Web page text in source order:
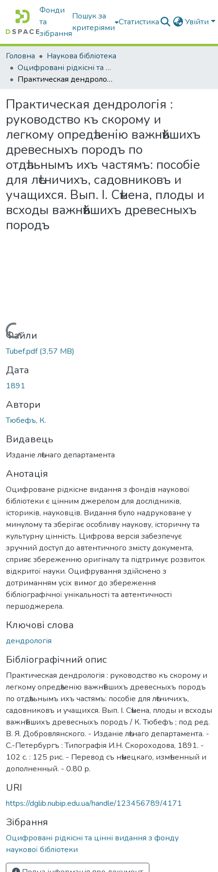
Фонди
та
зібрання
Пошук за
критеріями
Статистика Увійти
Головна
Наукова бібліотека
Оцифровані рідкісні та цінні видання з фонду наукової бібліотеки
Практическая дендрологія : руководство къ скорому и легкому опредѣленію важнѣйшихъ древесныхъ породъ по отдѣльнымъ ихъ частямъ: пособіе для лѣсничихъ, садовниковъ и учащихся. Вып. I. Сѣмена, плоды и всходы важнѣйшихъ древесныхъ породъ
Практическая дендрологія :
руководство къ скорому и
легкому опредѣленію важнѣйшихъ
древесныхъ породъ по
отдѣльнымъ ихъ частямъ: пособіе
для лѣсничихъ, садовниковъ и
учащихся. Вып. I. Сѣмена, плоды и
всходы важнѣйшихъ древесныхъ
породъ
Вантажиться...
Файли
Tubef.pdf(3,57 MB)
Дата
1891
Автори
Тюбефъ, К.
Видавець
Изданіе лѣснаго департамента
Анотація
Оцифроване рідкісне видання з фондів наукової
бібліотеки є цінним джерелом для дослідників,
істориків, науковців. Видання було надруковане у
минулому та зберігає особливу наукову, історичну та
культурну цінність. Цифрова версія забезпечує
зручний доступ до автентичного змісту документа,
сприяє збереженню оригіналу та підтримує розвиток
відкритої науки. Оцифрування здійснено з
дотриманням усіх вимог до збереження
бібліографічної унікальності та автентичності
першоджерела.
Ключові слова
дендрологія
Бібліографічний опис
Практическая дендрологія : руководство къ скорому и
легкому опредѣленію важнѣйшихъ древесныхъ породъ
по отдѣльнымъ ихъ частямъ: пособіе для лѣсничихъ,
садовниковъ и учащихся. Вып. I. Сѣмена, плоды и всходы
важнѣйшихъ древесныхъ породъ / К. Тюбефъ ; под ред.
В. Я. Добровлянского. - Изданіе лѣснаго департамента. -
С.-Петербургъ : Типографія И.Н. Скороходова, 1891. -
102 с. : 125 рис. - Перевод съ нѣмецкаго, измѣненный и
дополненный. - 0.80 р.
URI
https://dglib.nubip.edu.ua/handle/123456789/4171
Зібрання
Оцифровані рідкісні та цінні видання з фонду
наукової бібліотеки